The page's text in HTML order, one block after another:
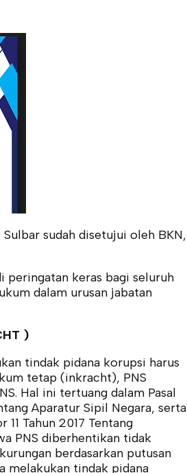
sudah disetujui oleh BKN,
peringatan keras bagi seluruh
dalam urusan jabatan
)
tindak pidana korupsi harus
tetap (inkracht), PNS
Hal ini tertuang dalam Pasal
Aparatur Sipil Negara, serta
Tahun 2017 Tentang
PNS diberhentikan tidak
berdasarkan putusan
melakukan tindak pidana